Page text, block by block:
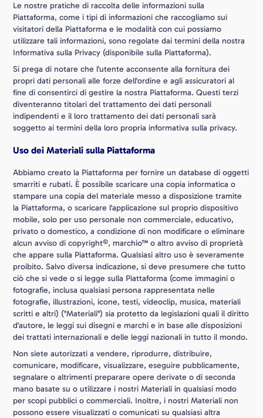
Le nostre pratiche di raccolta delle informazioni sulla
Piattaforma, come i tipi di informazioni che raccogliamo sui
visitatori della Piattaforma e le modalità con cui possiamo
utilizzare tali informazioni, sono regolate dai termini della nostra
Informativa sulla Privacy (disponibile sulla Piattaforma).
Si prega di notare che l'utente acconsente alla fornitura dei
propri dati personali alle forze dell'ordine e agli assicuratori al
fine di consentirci di gestire la nostra Piattaforma. Questi terzi
diventeranno titolari del trattamento dei dati personali
indipendenti e il loro trattamento dei dati personali sarà
soggetto ai termini della loro propria informativa sulla privacy.
Uso dei Materiali sulla Piattaforma
Abbiamo creato la Piattaforma per fornire un database di oggetti
smarriti e rubati. È possibile scaricare una copia informatica o
stampare una copia del materiale messo a disposizione tramite
la Piattaforma, o scaricare l'applicazione sul proprio dispositivo
mobile, solo per uso personale non commerciale, educativo,
privato o domestico, a condizione di non modificare o eliminare
alcun avviso di copyright©, marchio™ o altro avviso di proprietà
che appare sulla Piattaforma. Qualsiasi altro uso è severamente
proibito. Salvo diversa indicazione, si deve presumere che tutto
ciò che si vede o si legge sulla Piattaforma (come immagini o
fotografie, inclusa qualsiasi persona rappresentata nelle
fotografie, illustrazioni, icone, testi, videoclip, musica, materiali
scritti e altri) ("Materiali") sia protetto da legislazioni quali il diritto
d'autore, le leggi sui disegni e marchi e in base alle disposizioni
dei trattati internazionali e delle leggi nazionali in tutto il mondo.
Non siete autorizzati a vendere, riprodurre, distribuire,
comunicare, modificare, visualizzare, eseguire pubblicamente,
segnalare o altrimenti preparare opere derivate o di seconda
mano basate su o utilizzare i nostri Materiali in qualsiasi modo
per scopi pubblici o commerciali. Inoltre, i nostri Materiali non
possono essere visualizzati o comunicati su qualsiasi altra